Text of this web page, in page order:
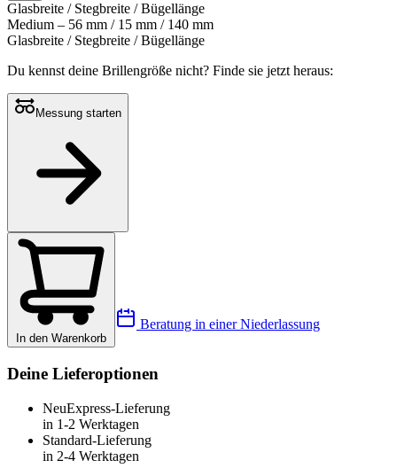
Glasbreite / Stegbreite / Bügellänge
Medium – 56 mm / 15 mm / 140 mm
Glasbreite / Stegbreite / Bügellänge
Du kennst deine Brillengröße nicht? Finde sie jetzt heraus:
Messung starten
In den Warenkorb
Beratung in einer Niederlassung
Deine Lieferoptionen
NeuExpress-Lieferung
in 1-2 Werktagen
Standard-Lieferung
in 2-4 Werktagen